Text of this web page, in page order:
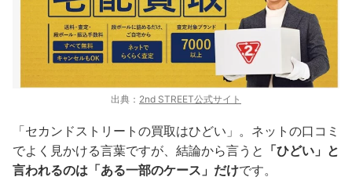
出典： 2nd STREET公式サイト
「セカンドストリートの買取はひどい」。ネットの口コミ
でよく見かける言葉ですが、結論から言うと 「ひどい」と
言われるのは「ある一部のケース」だけです。